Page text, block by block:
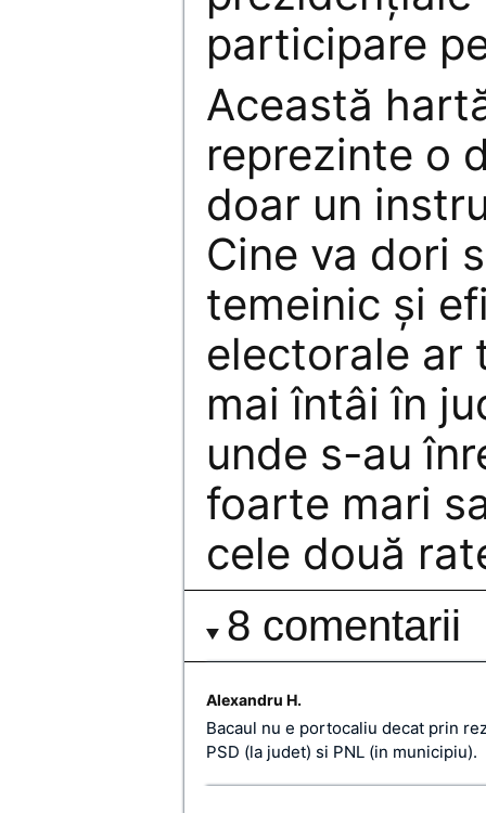
participare
Această
reprezinte o
doar un
Cine va dori
temeinic şi
electorale ar
mai întâi în
unde s-au
foarte mari
cele două
8 comentarii
Alexandru H.
Bacaul nu e portocaliu decat prin
PSD (la judet) si PNL (in municipiu).